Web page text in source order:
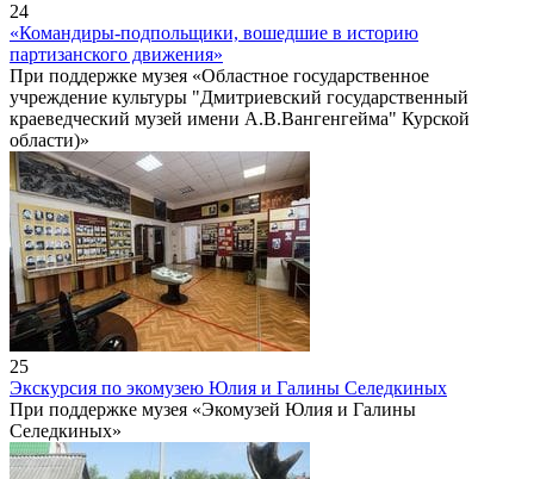
24
«Командиры-подпольщики, вошедшие в историю
партизанского движения»
При поддержке музея «Областное государственное
учреждение культуры "Дмитриевский государственный
краеведческий музей имени А.В.Вангенгейма" Курской
области)»
25
Экскурсия по экомузею Юлия и Галины Селедкиных
При поддержке музея «Экомузей Юлия и Галины
Селедкиных»